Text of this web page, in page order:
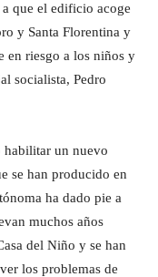
que el edificio acoge
y Santa Florentina y
en riesgo a los niños y
socialista, Pedro
habilitar un nuevo
se han producido en
ha dado pie a
muchos años
del Niño y se han
los problemas de